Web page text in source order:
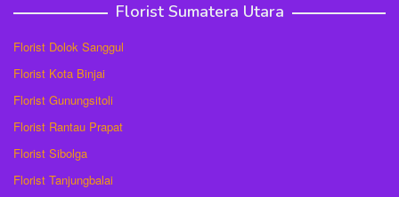
Florist Sumatera Utara
Florist Dolok Sanggul
Florist Kota Binjai
Florist Gunungsitoli
Florist Rantau Prapat
Florist Sibolga
Florist Tanjungbalai